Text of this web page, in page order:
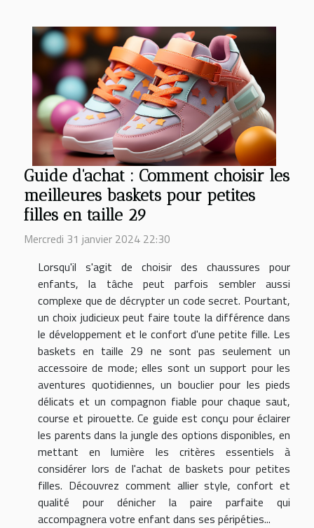
Guide d'achat : Comment choisir les
meilleures baskets pour petites
filles en taille 29
Mercredi 31 janvier 2024 22:30
Lorsqu'il s'agit de choisir des chaussures pour
enfants, la tâche peut parfois sembler aussi
complexe que de décrypter un code secret. Pourtant,
un choix judicieux peut faire toute la différence dans
le développement et le confort d'une petite fille. Les
baskets en taille 29 ne sont pas seulement un
accessoire de mode; elles sont un support pour les
aventures quotidiennes, un bouclier pour les pieds
délicats et un compagnon fiable pour chaque saut,
course et pirouette. Ce guide est conçu pour éclairer
les parents dans la jungle des options disponibles, en
mettant en lumière les critères essentiels à
considérer lors de l'achat de baskets pour petites
filles. Découvrez comment allier style, confort et
qualité pour dénicher la paire parfaite qui
accompagnera votre enfant dans ses péripéties...